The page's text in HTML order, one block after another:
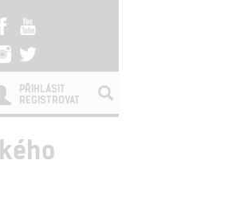
PŘIHLÁSIT
REGISTROVAT